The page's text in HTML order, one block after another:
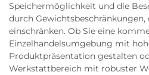
Speichermöglichkeit und die
durch
einschränken. Ob Sie eine
Einzelhandelsumgebung mit
Produktpräsentation gestalten
Werkstattbereich mit robuster